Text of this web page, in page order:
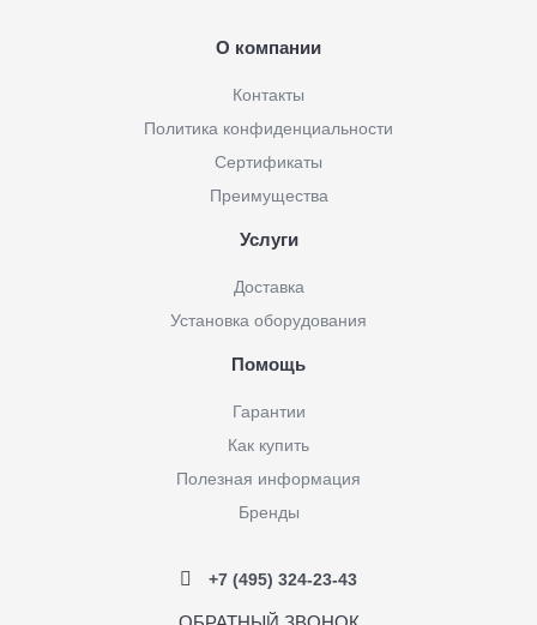
О компании
Контакты
Политика конфиденциальности
Сертификаты
Преимущества
Услуги
Доставка
Установка оборудования
Помощь
Гарантии
Как купить
Полезная информация
Бренды
+7 (495) 324-23-43